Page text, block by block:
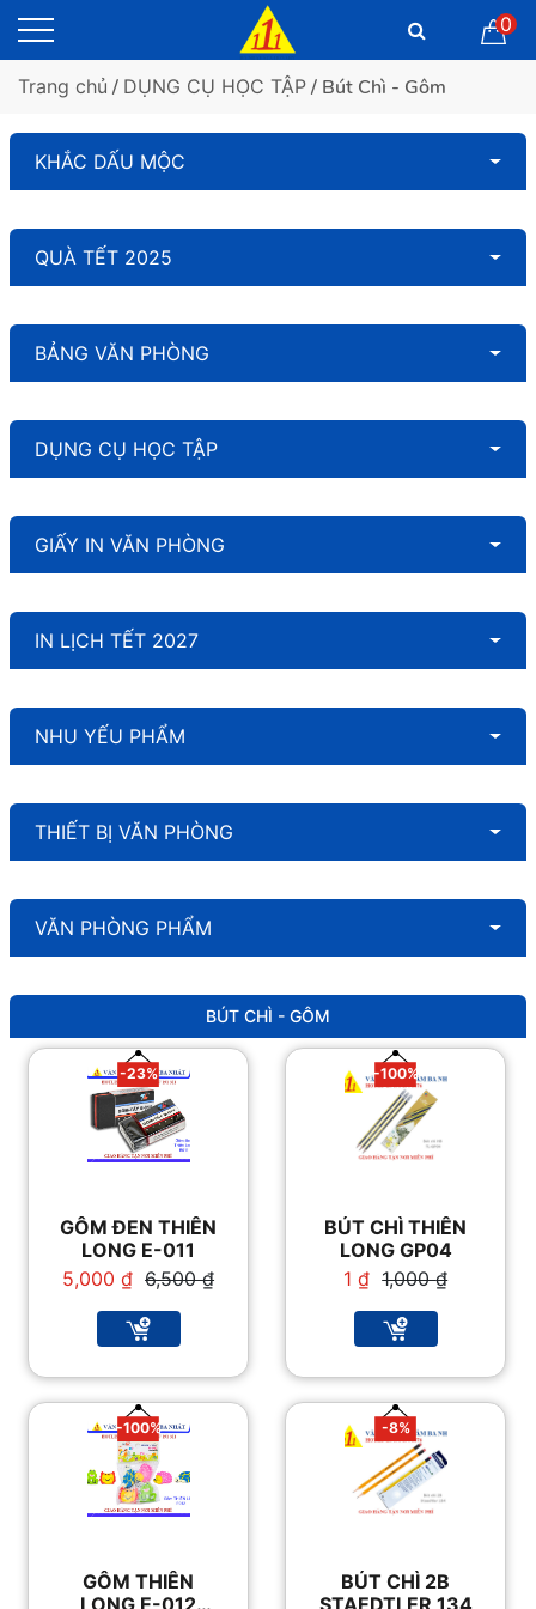
0
Trang chủ / DỤNG CỤ HỌC TẬP / Bút Chì - Gôm
KHẮC DẤU MỘC
QUÀ TẾT 2025
BẢNG VĂN PHÒNG
DỤNG CỤ HỌC TẬP
GIẤY IN VĂN PHÒNG
IN LỊCH TẾT 2027
NHU YẾU PHẨM
THIẾT BỊ VĂN PHÒNG
VĂN PHÒNG PHẨM
BÚT CHÌ - GÔM
-23%
GÔM ĐEN THIÊN
LONG E-011
6,500₫
Giá
là:
6,500 ₫.
5,000₫ Giá
tại
là:
-100%
BÚT CHÌ THIÊN
LONG GP04
1,000₫
Giá
là:
1,000 ₫.
1₫
Giá
tại
là:
-100%
GÔM THIÊN
LONG E-012
-8%
BÚT CHÌ 2B
STAEDTLER 134